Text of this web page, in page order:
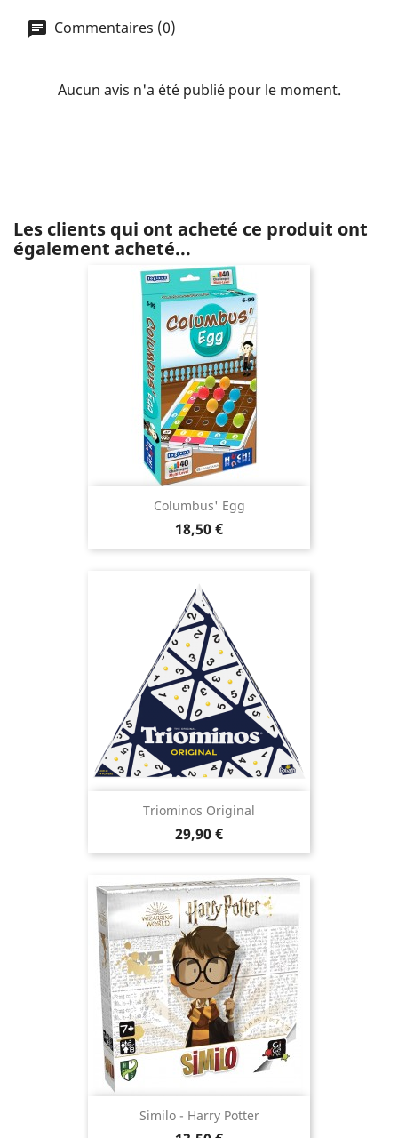
Commentaires (0)
Aucun avis n'a été publié pour le moment.
Les clients qui ont acheté ce produit ont
également acheté...
Columbus' Egg
Prix
18,50 €
Triominos Original
Prix
29,90 €
Similo - Harry Potter